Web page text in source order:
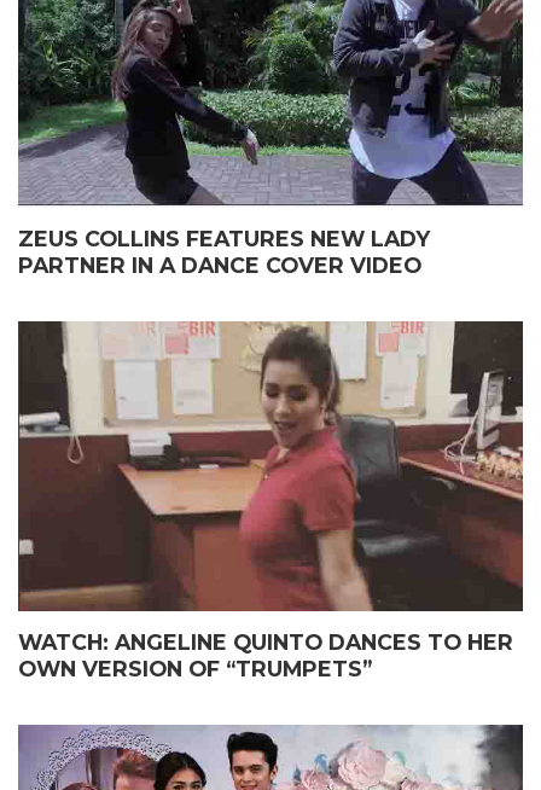
ZEUS COLLINS FEATURES NEW LADY
PARTNER IN A DANCE COVER VIDEO
WATCH: ANGELINE QUINTO DANCES TO HER
OWN VERSION OF “TRUMPETS”